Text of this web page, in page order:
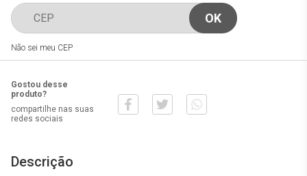
Não sei meu CEP
Gostou desse
produto?
compartilhe nas suas
redes sociais
Descrição